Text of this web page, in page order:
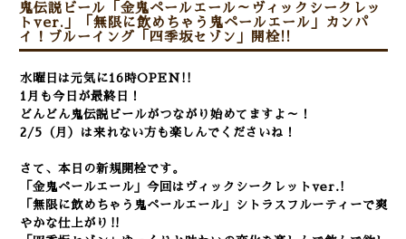
鬼伝説ビール「金鬼ペールエール～ヴィックシークレッ
トver.」「無限に飲めちゃう鬼ペールエール」カンパ
イ！ブルーイング「四季坂セゾン」開栓!!
水曜日は元気に16時OPEN!!
1月も今日が最終日！
どんどん鬼伝説ビールがつながり始めてますよ～！
2/5（月）は来れない方も楽しんでくださいね！
さて、本日の新規開栓です。
「金鬼ペールエール」今回はヴィックシークレットver.!
「無限に飲めちゃう鬼ペールエール」シトラスフルーティーで爽
やかな仕上がり‼